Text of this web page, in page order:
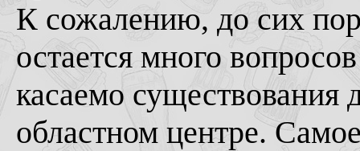
К сожалению, до сих
остается много
касаемо существования
областном центре.